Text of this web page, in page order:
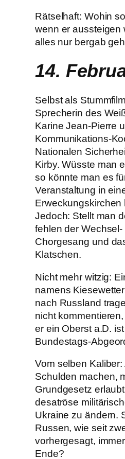
Rätselhaft: Wohin
wenn er aussteigen
alles nur bergab
14.
Selbst als
Sprecherin des
Karine Jean-Pierre
Kommunikations-
Nationalen
Kirby. Wüsste man
so könnte man es
Veranstaltung in
Erweckungskirchen
Jedoch: Stellt man
fehlen der Wechsel-
Chorgesang und
Klatschen.
Nicht mehr witzig:
namens
nach Russland
nicht
er ein Oberst a.D.
Bundestags-
Vom selben Kaliber:
Schulden machen,
Grundgesetz
desatröse
Ukraine zu ändern.
Russen, wie seit
vorhergesagt,
Ende?